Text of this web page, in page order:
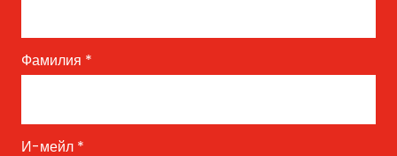
Фамилия *
И-мейл *